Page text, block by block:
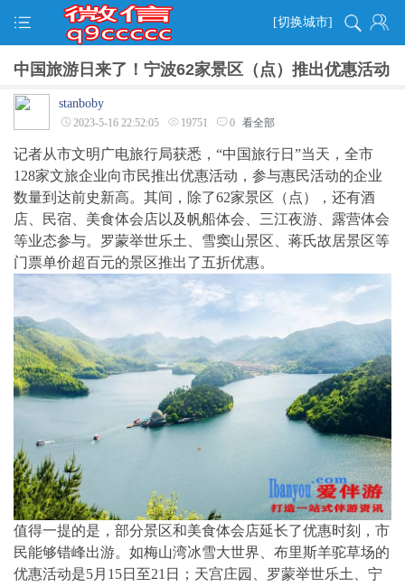
[切换城市]
中国旅游日来了！宁波62家景区（点）推出优惠活动
stanboby
2023-5-16 22:52:05 19751 0 看全部
记者从市文明广电旅行局获悉，“中国旅行日”当天，全市
128家文旅企业向市民推出优惠活动，参与惠民活动的企业
数量到达前史新高。其间，除了62家景区（点），还有酒
店、民宿、美食体会店以及帆船体会、三江夜游、露营体会
等业态参与。罗蒙举世乐土、雪窦山景区、蒋氏故居景区等
门票单价超百元的景区推出了五折优惠。
值得一提的是，部分景区和美食体会店延长了优惠时刻，市
民能够错峰出游。如梅山湾冰雪大世界、布里斯羊驼草场的
优惠活动是5月15日至21日；天宫庄园、罗蒙举世乐土、宁